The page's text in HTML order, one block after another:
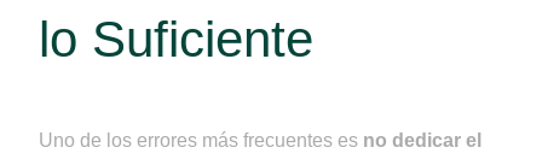
lo Suficiente
Uno de los errores más frecuentes es no dedicar el